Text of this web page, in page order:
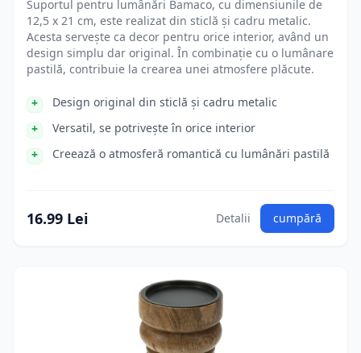
Suportul pentru lumânări Bamaco, cu dimensiunile de
12,5 x 21 cm, este realizat din sticlă și cadru metalic.
Acesta servește ca decor pentru orice interior, având un
design simplu dar original. În combinație cu o lumânare
pastilă, contribuie la crearea unei atmosfere plăcute.
Design original din sticlă și cadru metalic
Versatil, se potrivește în orice interior
Creează o atmosferă romantică cu lumânări pastilă
16.99 Lei Detalii cumpără